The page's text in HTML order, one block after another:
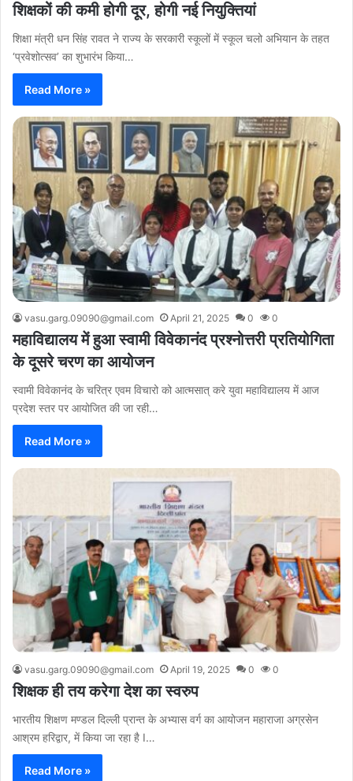
शिक्षकों की कमी होगी दूर, होगी नई नियुक्तियां
शिक्षा मंत्री धन सिंह रावत ने राज्य के सरकारी स्कूलों में स्कूल चलो अभियान के तहत
‘प्रवेशोत्सव’ का शुभारंभ किया…
Read More »
vasu.garg.09090@gmail.com April 21, 2025 0 0
महाविद्यालय में हुआ स्वामी विवेकानंद प्रश्नोत्तरी प्रतियोगिता
के दूसरे चरण का आयोजन
स्वामी विवेकानंद के चरित्र एवम विचारो को आत्मसात् करे युवा महाविद्यालय में आज
प्रदेश स्तर पर आयोजित की जा रही…
Read More »
vasu.garg.09090@gmail.com April 19, 2025 0 0
शिक्षक ही तय करेगा देश का स्वरुप
भारतीय शिक्षण मण्डल दिल्ली प्रान्त के अभ्यास वर्ग का आयोजन महाराजा अग्रसेन
आश्रम हरिद्वार, में किया जा रहा है I…
Read More »